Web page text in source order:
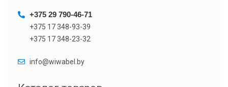
+375 29 790-46-71
+375 17 348-93-39
+375 17 348-23-32
info@wiwabel.by